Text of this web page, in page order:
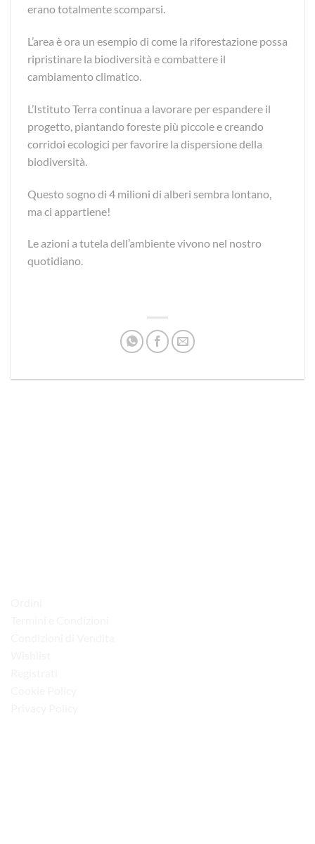
erano totalmente scomparsi.
L’area è ora un esempio di come la riforestazione possa
ripristinare la biodiversità e combattere il
cambiamento climatico.
L’Istituto Terra continua a lavorare per espandere il
progetto, piantando foreste più piccole e creando
corridoi ecologici per favorire la dispersione della
biodiversità.
Questo sogno di 4 milioni di alberi sembra lontano,
ma ci appartiene!
Le azioni a tutela dell’ambiente vivono nel nostro
quotidiano.